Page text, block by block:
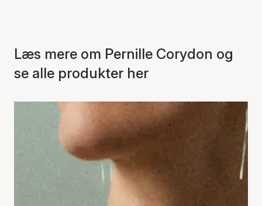
Læs mere om Pernille Corydon og
se alle produkter her